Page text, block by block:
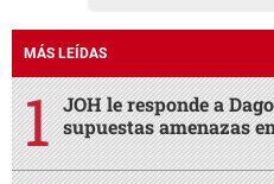
MÁS LEÍDAS
JOH le responde a
supuestas amenazas